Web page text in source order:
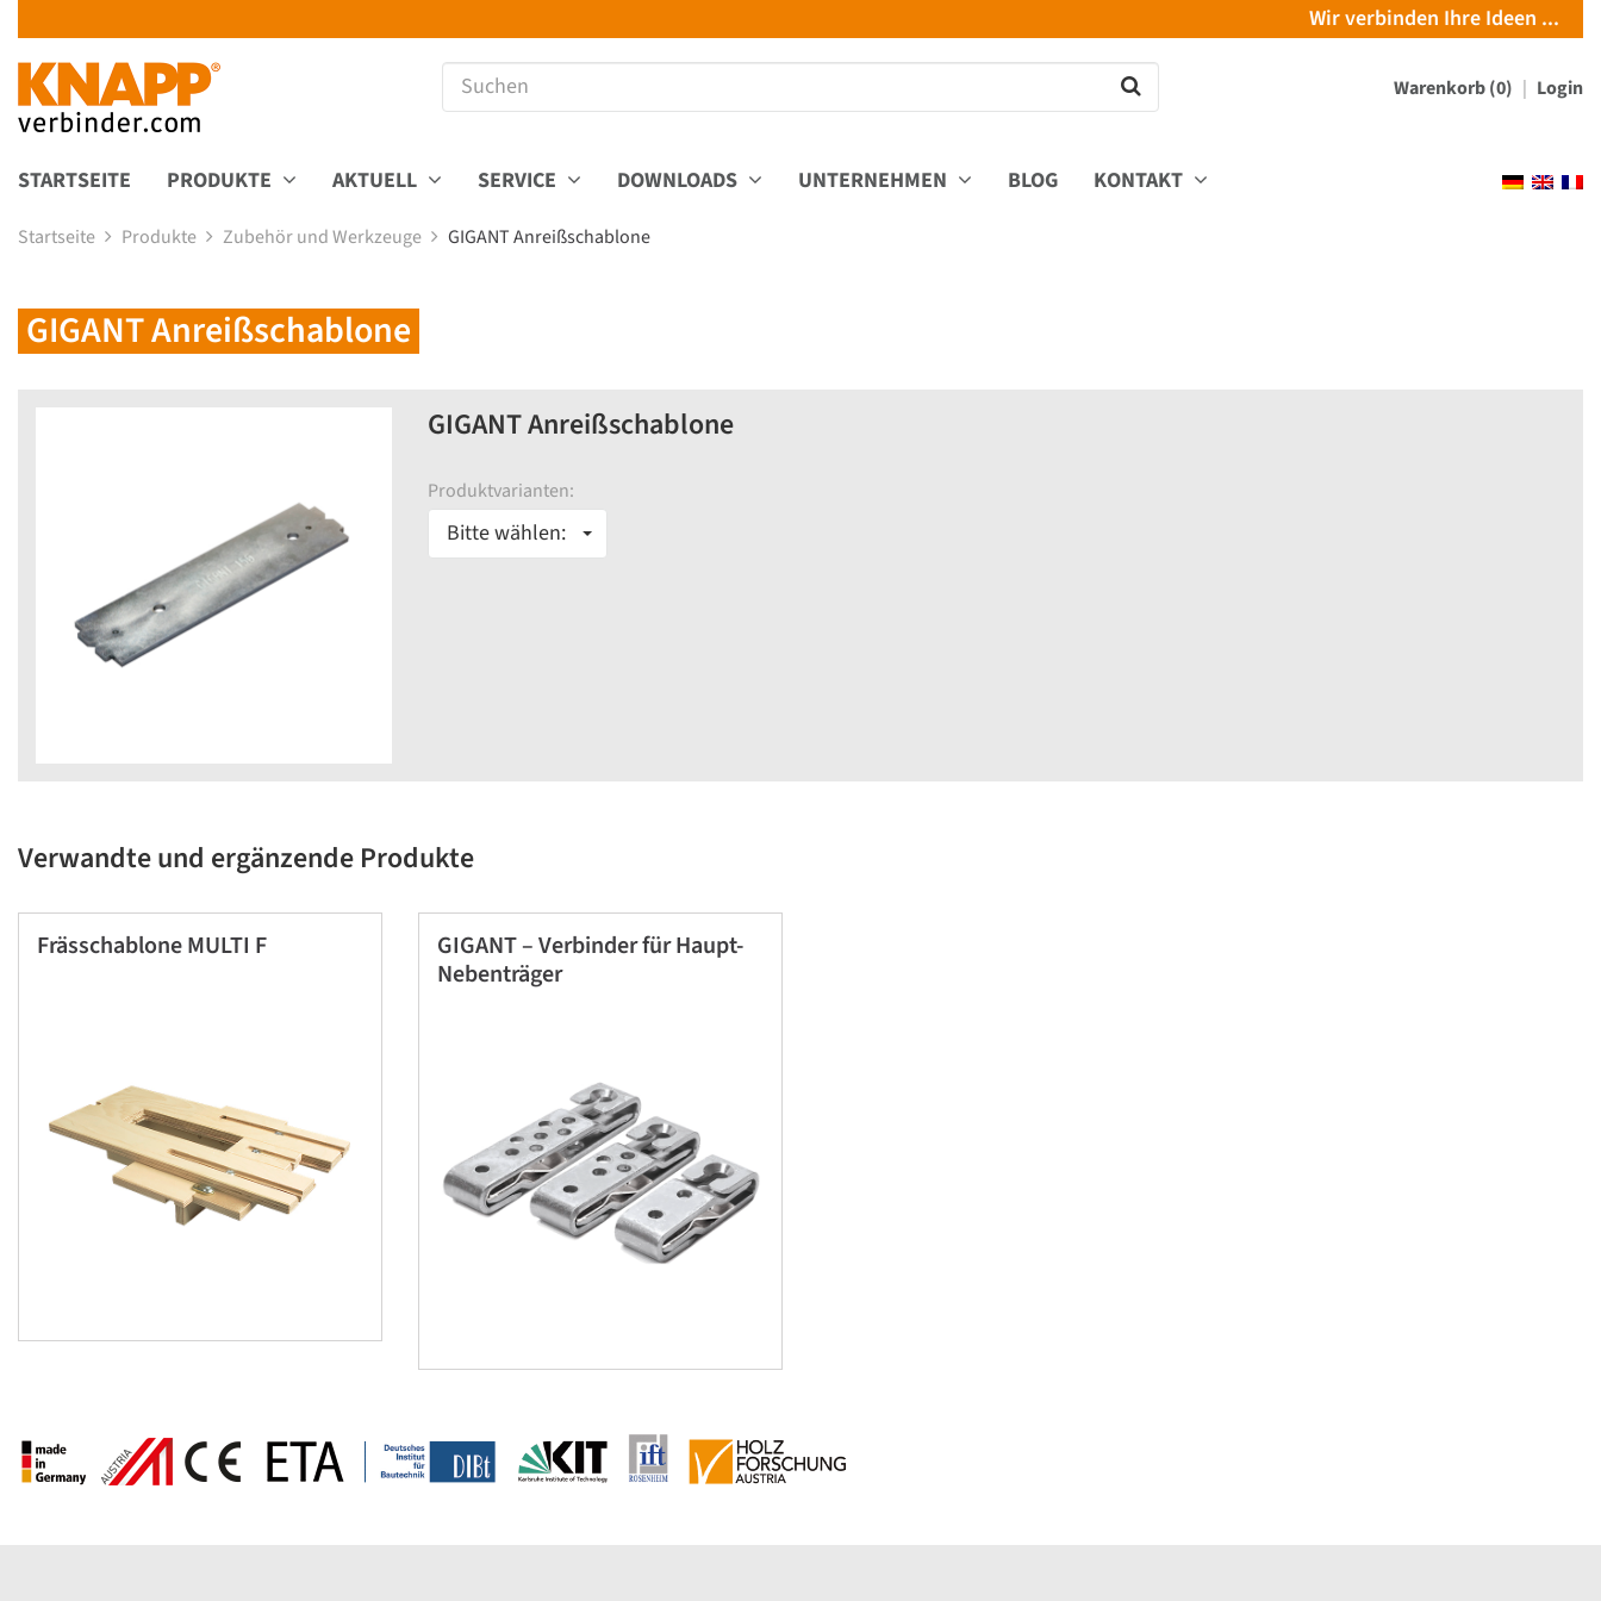
Wir verbinden Ihre Ideen ...
Warenkorb (0) Login
STARTSEITE PRODUKTE AKTUELL SERVICE DOWNLOADS UNTERNEHMEN BLOG KONTAKT
Startseite Produkte Zubehör und Werkzeuge GIGANT Anreißschablone
GIGANT Anreißschablone
GIGANT Anreißschablone
Produktvarianten:
Bitte wählen:
Verwandte und ergänzende Produkte
Frässchablone MULTI F
GIGANT – Verbinder für Haupt-
Nebenträger